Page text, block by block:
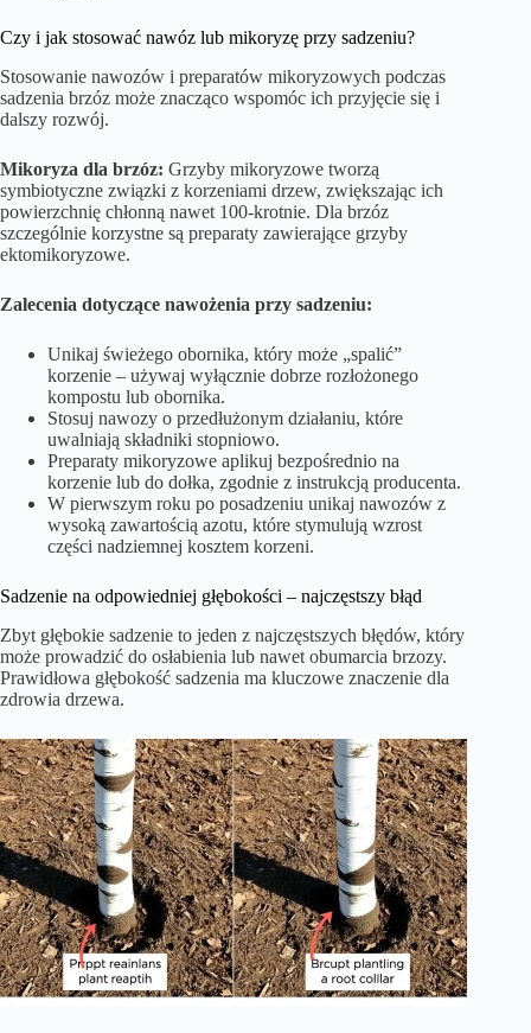
Czy i jak stosować nawóz lub mikoryzę przy sadzeniu?
Stosowanie nawozów i preparatów mikoryzowych podczas
sadzenia brzóz może znacząco wspomóc ich przyjęcie się i
dalszy rozwój.
Mikoryza dla brzóz: Grzyby mikoryzowe tworzą
symbiotyczne związki z korzeniami drzew, zwiększając ich
powierzchnię chłonną nawet 100-krotnie. Dla brzóz
szczególnie korzystne są preparaty zawierające grzyby
ektomikoryzowe.
Zalecenia dotyczące nawożenia przy sadzeniu:
Unikaj świeżego obornika, który może „spalić”
korzenie – używaj wyłącznie dobrze rozłożonego
kompostu lub obornika.
Stosuj nawozy o przedłużonym działaniu, które
uwalniają składniki stopniowo.
Preparaty mikoryzowe aplikuj bezpośrednio na
korzenie lub do dołka, zgodnie z instrukcją producenta.
W pierwszym roku po posadzeniu unikaj nawozów z
wysoką zawartością azotu, które stymulują wzrost
części nadziemnej kosztem korzeni.
Sadzenie na odpowiedniej głębokości – najczęstszy błąd
Zbyt głębokie sadzenie to jeden z najczęstszych błędów, który
może prowadzić do osłabienia lub nawet obumarcia brzozy.
Prawidłowa głębokość sadzenia ma kluczowe znaczenie dla
zdrowia drzewa.